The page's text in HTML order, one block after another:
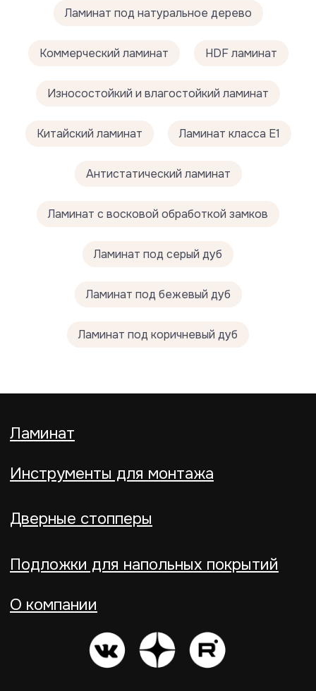
Ламинат под натуральное дерево
Коммерческий ламинат HDF ламинат
Износостойкий и влагостойкий ламинат
Китайский ламинат Ламинат класса Е1
Антистатический ламинат
Ламинат с восковой обработкой замков
Ламинат под серый дуб
Ламинат под бежевый дуб
Ламинат под коричневый дуб
Время работы: Пн-Пт с 10.00 до 18.00